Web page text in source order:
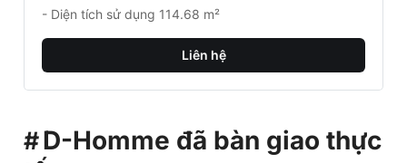
bàn giao cho khách hàng: